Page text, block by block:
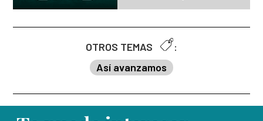
OTROS TEMAS
:
Así avanzamos